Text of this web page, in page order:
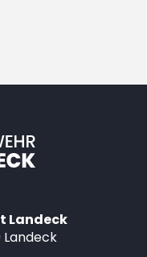
Landeck